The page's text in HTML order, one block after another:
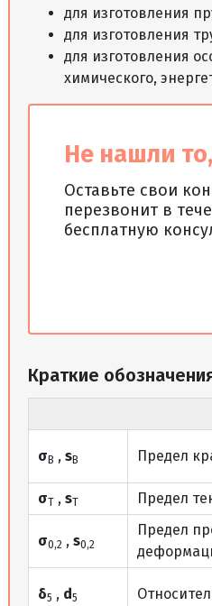
для изготовления
для изготовления
для изготовления
химического,
Не нашли
Оставьте свои
перезвонит в
бесплатную
Краткие
σВ ,sВ Предел
σТ ,sТ Предел
σ0,2 ,s0,2
Предел
δ5 , d5